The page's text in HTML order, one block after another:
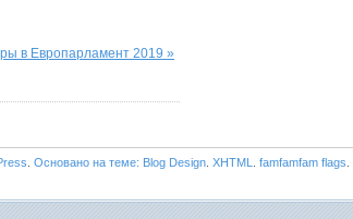
в Европарламент 2019 »
Основано на теме: Blog Design XHTML famfamfam flags